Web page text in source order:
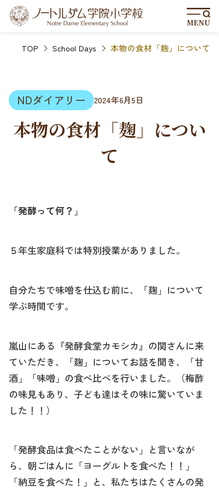
MENU
TOP School Days 本物の食材「麹」について
NDダイアリー 2024年6月5日
本物の食材「麹」につい
て
「発酵って何？」
５年生家庭科では特別授業がありました。
自分たちで味噌を仕込む前に、「麹」について
学ぶ時間です。
嵐山にある『発酵食堂カモシカ』の関さんに来
ていただき、「麹」についてお話を聞き、「甘
酒」「味噌」の食べ比べを行いました。（梅酢
の味見もあり、子ども達はその味に驚いていま
した！！）
「発酵食品は食べたことがない」と言いなが
ら、朝ごはんに「ヨーグルトを食べた！！」
「納豆を食べた！」と、私たちはたくさんの発